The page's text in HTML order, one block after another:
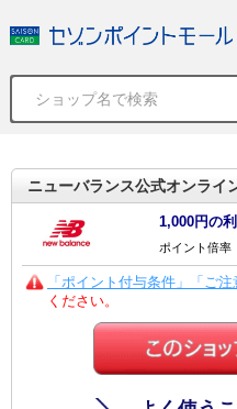
ニューバランス公式オンライ
1,000円の
ポイント倍率
「ポイント付与条件」「ご注
ください。